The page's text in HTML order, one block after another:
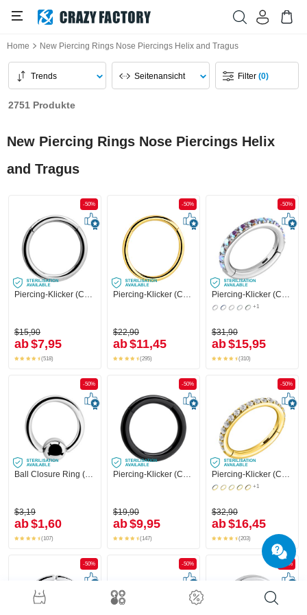
Home New Piercing Rings Nose Piercings Helix and Tragus
Trends Seitenansicht Filter(0)
2751 Produkte
New Piercing Rings Nose Piercings Helix
and Tragus
-50%
Piercing-Klicker (Chirurgenstahl, silber, glänzend)
$15,90
ab$7,95
(518)
-50%
Piercing-Klicker (Chirurgenstahl, gold, glänzend)
$22,90
ab$11,45
(295)
-50%
Piercing-Klicker (Chirurgenstahl, silber, glänzend) mit Kristallsteinchen
+1
$31,90
ab$15,95
(310)
-50%
$3,19
ab$1,60
(107)
-50%
$19,90
ab$9,95
(147)
-50%
+1
$32,90
ab$16,45
(203)
-50% -50% -50%